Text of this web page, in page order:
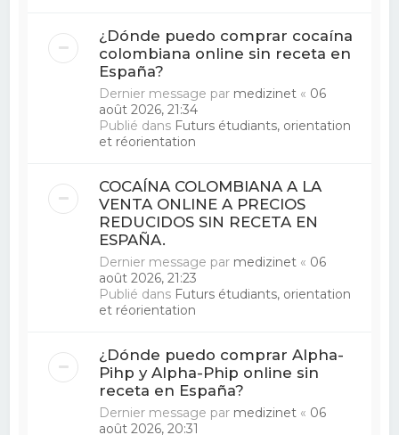
¿Dónde puedo comprar cocaína
colombiana online sin receta en
España?
Dernier message par medizinet « 06
août 2026, 21:34
Publié dans Futurs étudiants, orientation
et réorientation
COCAÍNA COLOMBIANA A LA
VENTA ONLINE A PRECIOS
REDUCIDOS SIN RECETA EN
ESPAÑA.
Dernier message par medizinet « 06
août 2026, 21:23
Publié dans Futurs étudiants, orientation
et réorientation
¿Dónde puedo comprar Alpha-
Pihp y Alpha-Phip online sin
receta en España?
Dernier message par medizinet « 06
août 2026, 20:31